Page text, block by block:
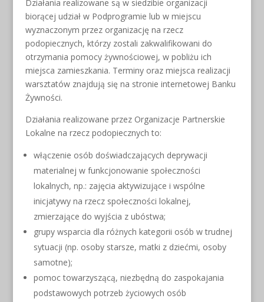
Działania realizowane są w siedzibie organizacji
biorącej udział w Podprogramie lub w miejscu
wyznaczonym przez organizację na rzecz
podopiecznych, którzy zostali zakwalifikowani do
otrzymania pomocy żywnościowej, w pobliżu ich
miejsca zamieszkania. Terminy oraz miejsca realizacji
warsztatów znajdują się na stronie internetowej Banku
Żywności.
Działania realizowane przez Organizacje Partnerskie
Lokalne na rzecz podopiecznych to:
włączenie osób doświadczających deprywacji
materialnej w funkcjonowanie społeczności
lokalnych, np.: zajęcia aktywizujące i wspólne
inicjatywy na rzecz społeczności lokalnej,
zmierzające do wyjścia z ubóstwa;
grupy wsparcia dla różnych kategorii osób w trudnej
sytuacji (np. osoby starsze, matki z dziećmi, osoby
samotne);
pomoc towarzyszącą, niezbędną do zaspokajania
podstawowych potrzeb życiowych osób